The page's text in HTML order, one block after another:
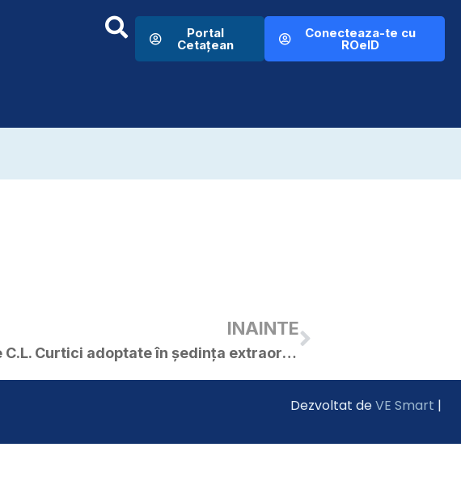
Portal
Cetațean
Conecteaza-te cu
ROeID
INAINTE
Hotărâri ale C.L. Curtici adoptate în ședința extraordinară din 27.03.2018
Dezvoltat deVE Smart |